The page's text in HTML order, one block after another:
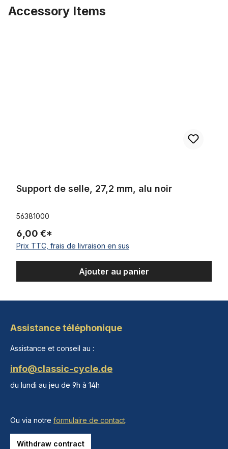
Accessory Items
Support de selle, 27,2 mm, alu noir
56381000
6,00 €*
Prix TTC, frais de livraison en sus
Ajouter au panier
Assistance téléphonique
Assistance et conseil au :
info@classic-cycle.de
du lundi au jeu de 9h à 14h
Ou via notre formulaire de contact.
Withdraw contract